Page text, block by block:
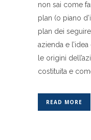
non sai come
plan (o piano
plan dei
azienda e
le origini
costituita e
READ MORE